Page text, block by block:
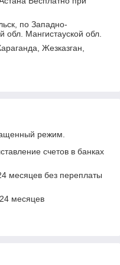
по Западно-
обл. Мангистауской обл.
Жезказган,
режим.
счетов в банках
месяцев без переплаты
месяцев